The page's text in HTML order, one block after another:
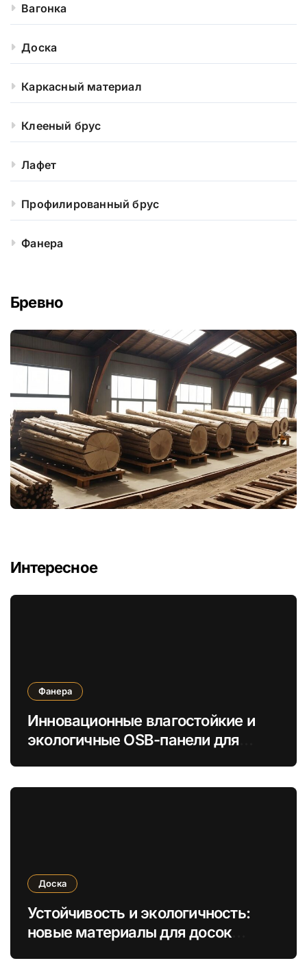
Вагонка
Доска
Каркасный материал
Клееный брус
Лафет
Профилированный брус
Фанера
Бревно
Интересное
Фанера
Инновационные влагостойкие и
экологичные OSB-панели для
Доска
Устойчивость и экологичность:
новые материалы для досок